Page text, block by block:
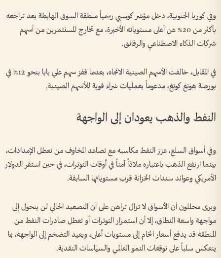
وفي كوريا الجنوبية، دخل مؤشر كوسبي رسمياً منطقة السوق الهابطة بعد تراجعه
بأكثر من 20% عن أعلى مستوياته الأخيرة، مع تخارج المستثمرين من أسهم
شركات الذكاء الاصطناعي والرقائق.
في المقابل، خالفت الأسهم الصينية الاتجاه، بعدما قفز سهم علي بابا بنحو 12% في
بورصة هونغ كونغ، مدعوماً بعمليات شراء قوية للأسهم الصينية.
النفط والذهب يعودان إلى الواجهة
وفي أسواق السلع، عزز النفط مكاسبه مع تصاعد المخاوف من تعطل الإمدادات،
بينما ارتفع الذهب باعتباره ملاذاً آمناً في أوقات التوترات، في حين استقر الدولار
الأمريكي وعوائد سندات الخزانة قرب مستوياتها السابقة.
ويرى محللون أن الأسواق لا تزال تراهن على أن التصعيد الحالي لن يتحول إلى
مواجهة واسعة النطاق، إلا أن استمرار التوترات أو تعطل صادرات النفط من
المنطقة قد يدفع أسعار الخام إلى مستويات أعلى، ويعيد التضخم إلى الواجهة، بما
ينعكس سلباً على توقعات النمو العالمي والسياسات النقدية.